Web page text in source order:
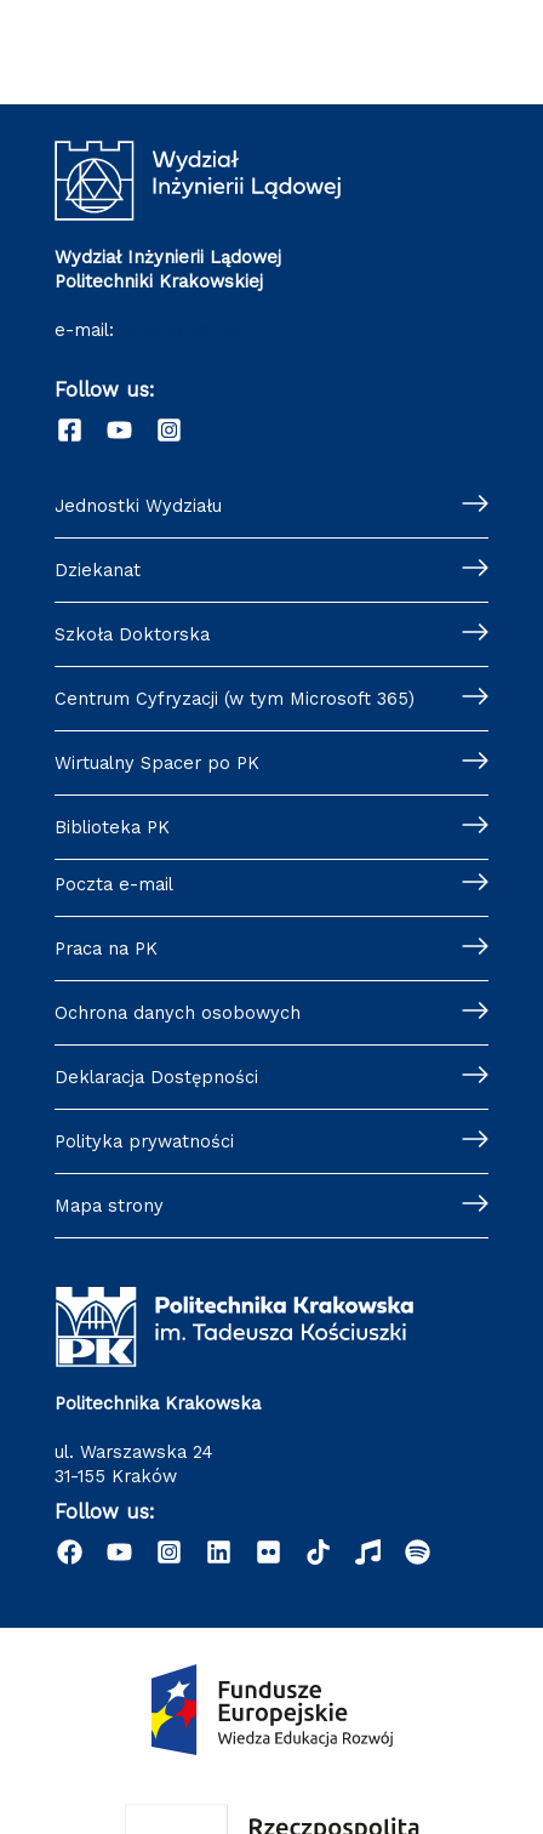
Wydział Inżynierii Lądowej
Politechniki Krakowskiej
e-mail:
Follow us:
Jednostki Wydziału
Dziekanat
Szkoła Doktorska
Centrum Cyfryzacji (w tym Microsoft 365)
Wirtualny Spacer po PK
Biblioteka PK
Poczta e-mail
Praca na PK
Ochrona danych osobowych
Deklaracja Dostępności
Polityka prywatności
Mapa strony
Politechnika Krakowska
ul. Warszawska 24
31-155 Kraków
Follow us: